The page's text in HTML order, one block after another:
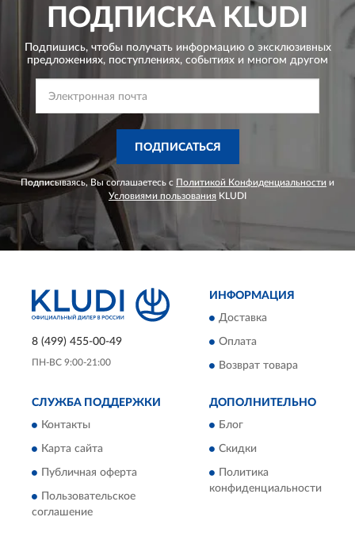
ПОДПИСКА KLUDI
Подпишись, чтобы получать информацию о эксклюзивных
предложениях, поступлениях, событиях и многом другом
ПОДПИСАТЬСЯ
Подписываясь, Вы соглашаетесь с Политикой Конфиденциальности и
Условиями пользования KLUDI
8 (499) 455-00-49
ПН-ВС 9:00-21:00
ИНФОРМАЦИЯ
Доставка
Оплата
Возврат товара
СЛУЖБА ПОДДЕРЖКИ
Контакты
Карта сайта
Публичная оферта
Пользовательское
соглашение
ДОПОЛНИТЕЛЬНО
Блог
Скидки
Политика
конфиденциальности